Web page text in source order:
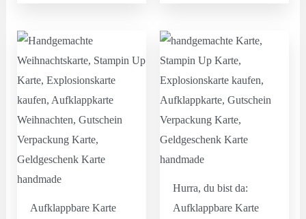
Aufklappbare Karte
Hurra, du bist da:
Aufklappbare Karte